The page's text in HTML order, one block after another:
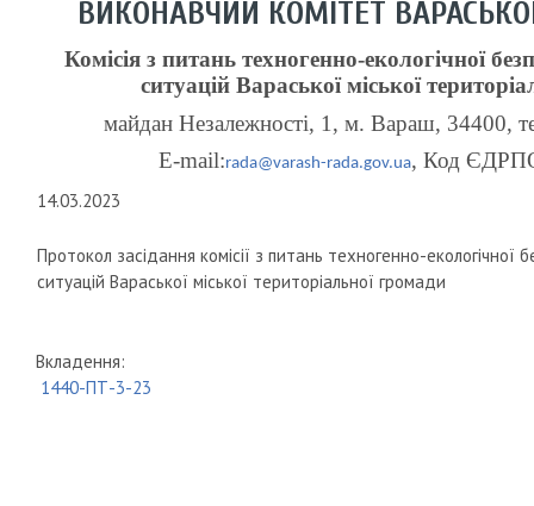
ВИКОНАВЧИЙ КОМІТЕТ
Комісія з питань техногенно-екологічної
ситуацій Вараської міської
майдан Незалежності, 1, м. Вараш, 34400,
Е-mail:rada@varash-rada.gov.ua, Код
14.03.2023
Протокол засідання комісії з питань техногенно-екологічної
ситуацій Вараської міської територіальної громади
Вкладення:
1440-ПТ-3-23